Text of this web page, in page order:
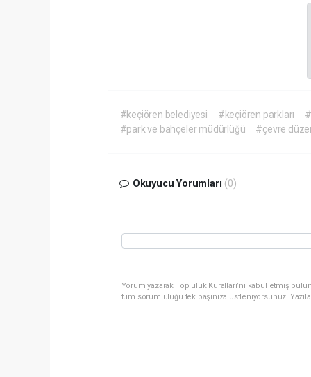
#keçiören belediyesi #keçiören parkları
#park ve bahçeler müdürlüğü
#çevre
Okuyucu Yorumları (0)
Yorum yazarak Topluluk Kuralları’nı kabul etmiş
tüm sorumluluğu tek başınıza üstleniyorsunuz.